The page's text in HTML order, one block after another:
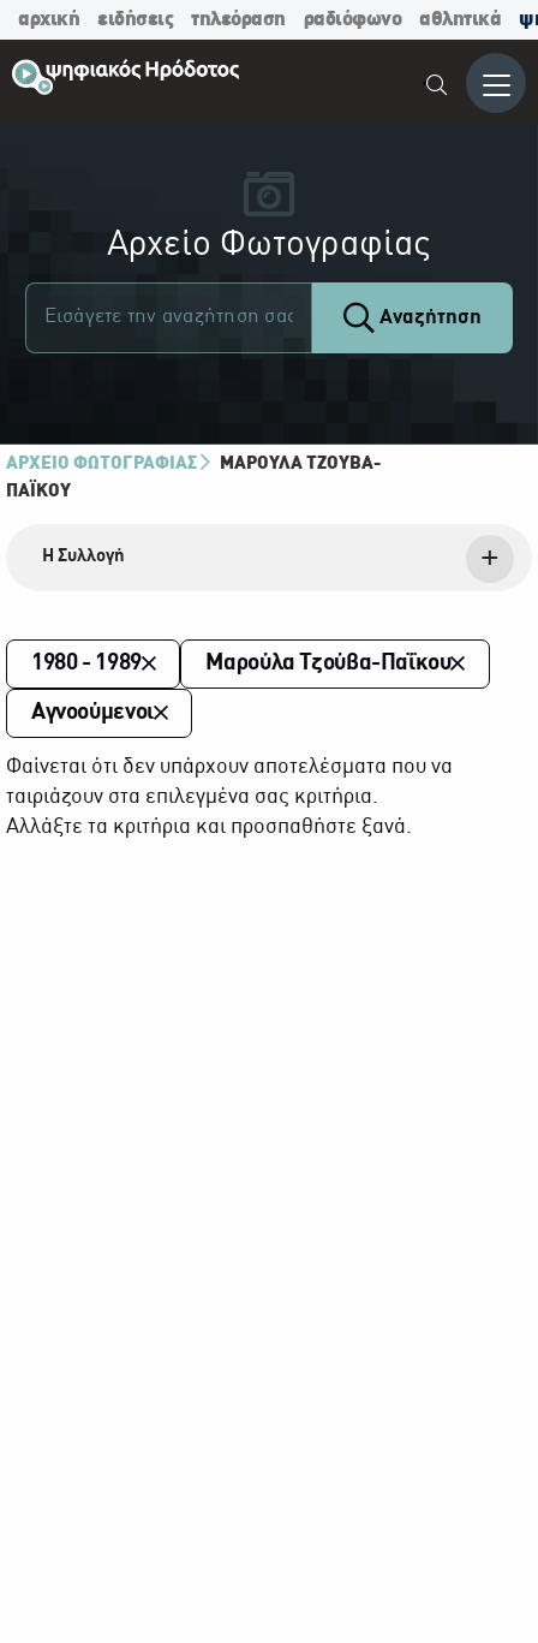
αρχική ειδήσεις τηλεόραση ραδιόφωνο αθλητικά
Μενού
Αρχείο Φωτογραφίας
Αναζήτηση
ΑΡΧΕΙΟ ΦΩΤΟΓΡΑΦΙΑΣ
ΜΑΡΟΎΛΑ ΤΖΟΎΒΑ-
ΠΑΪ́ΚΟΥ
Η Συλλογή
1980 - 1989 Μαρούλα Τζούβα-Παΐκου
Αγνοούμενοι
Φαίνεται ότι δεν υπάρχουν αποτελέσματα που να
ταιριάζουν στα επιλεγμένα σας κριτήρια.
Αλλάξτε τα κριτήρια και προσπαθήστε ξανά.